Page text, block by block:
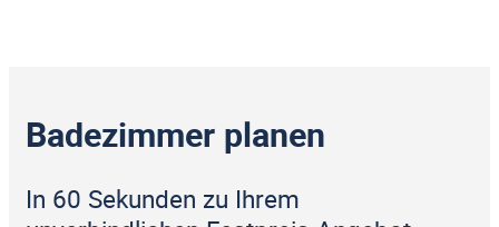
Badezimmer planen
In 60 Sekunden zu Ihrem